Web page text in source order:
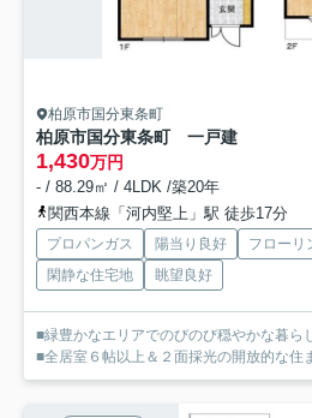
柏原市国分東条町
柏原市国分東条町 一戸建
1,430万円
- / 88.29㎡ / 4LDK /築20年
関西本線「河内堅上」駅 徒歩17分
プロパンガス 陽当り良好 フローリ
閑静な住宅地
眺望良好
■緑豊かなエリアでのびのび穏やかな暮ら
■全居室６帖以上＆２面採光の開放的な住